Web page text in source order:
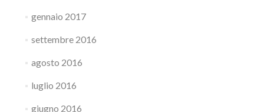
gennaio 2017
settembre 2016
agosto 2016
luglio 2016
giugno 2016